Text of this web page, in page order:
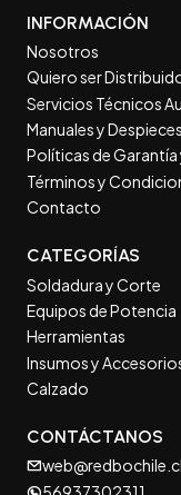
INFORMACIÓN
Nosotros
Quiero ser
Servicios Técnicos
Manuales y Despieces
Políticas de
Términos y
Contacto
CATEGORÍAS
Soldadura y Corte
Equipos de Potencia
Herramientas
Insumos y
Calzado
CONTÁCTANOS
web@redbochile.cl